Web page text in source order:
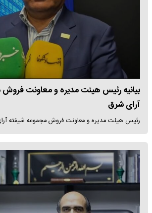
بیانیه رئیس هیئت مدیره و معاونت
آرای شرق
رئیس هیئت مدیره و معاونت فروش مجموعه شیفته